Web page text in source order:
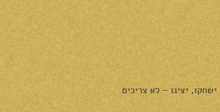
יציגו – לא צריכים